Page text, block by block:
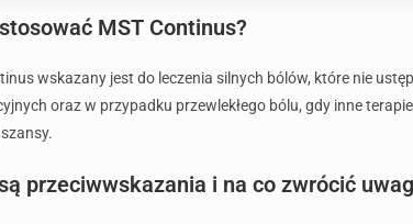
MST Continus?
wskazany jest do leczenia silnych bólów, które nie
oraz w przypadku przewlekłego bólu, gdy inne
przeciwwskazania i na co zwrócić